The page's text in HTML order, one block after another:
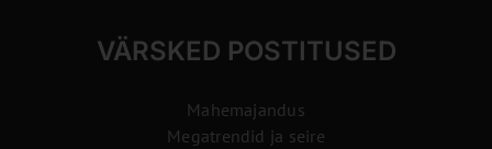
VÄRSKED POSTITUSED
Mahemajandus
Megatrendid ja seire